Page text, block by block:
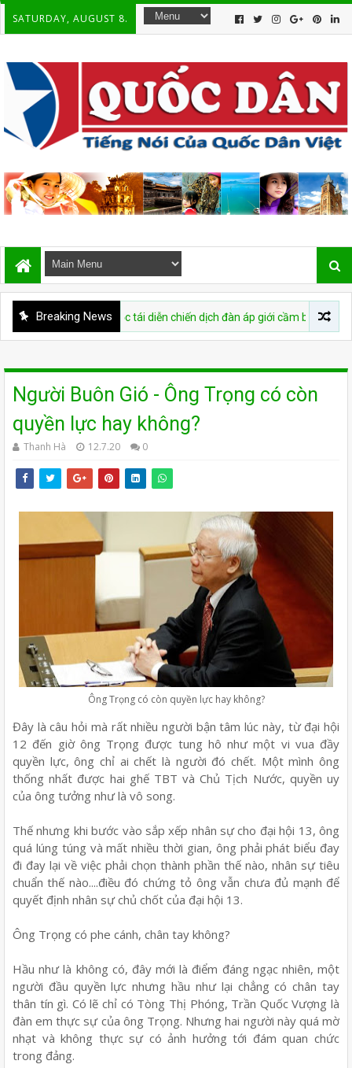
SATURDAY, AUGUST 8.
Breaking News
bị cáo buộc tái diễn chiến dịch đàn áp giới cầm bút sau vụ bắt giữ
Người Buôn Gió - Ông Trọng có còn
quyền lực hay không?
Thanh Hà 12.7.20 0
Ông Trọng có còn quyền lực hay không?
Đây là câu hỏi mà rất nhiều người bận tâm lúc này, từ đại hội
12 đến giờ ông Trọng được tung hô như một vi vua đầy
quyền lực, ông chỉ ai chết là người đó chết. Một mình ông
thống nhất được hai ghế TBT và Chủ Tịch Nước, quyền uy
của ông tưởng như là vô song.
Thế nhưng khi bước vào sắp xếp nhân sự cho đại hội 13, ông
quá lúng túng và mất nhiều thời gian, ông phải phát biểu đay
đi đay lại về việc phải chọn thành phần thế nào, nhân sự tiêu
chuẩn thế nào....điều đó chứng tỏ ông vẫn chưa đủ mạnh để
quyết định nhân sự chủ chốt của đại hội 13.
Ông Trọng có phe cánh, chân tay không?
Hầu như là không có, đây mới là điểm đáng ngạc nhiên, một
người đầu quyền lực nhưng hầu như lại chẳng có chân tay
thân tín gì. Có lẽ chỉ có Tòng Thị Phóng, Trần Quốc Vượng là
đàn em thực sự của ông Trọng. Nhưng hai người này quá mờ
nhạt và không thực sự có ảnh hưởng tới đám quan chức
trong đảng.